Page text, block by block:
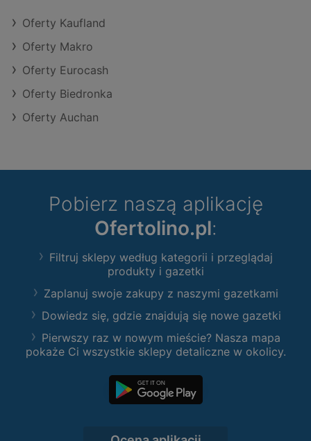
Oferty Kaufland
Oferty Makro
Oferty Eurocash
Oferty Biedronka
Oferty Auchan
Pobierz naszą aplikację
Ofertolino.pl:
Filtruj sklepy według kategorii i przeglądaj
produkty i gazetki
Zaplanuj swoje zakupy z naszymi gazetkami
Dowiedz się, gdzie znajdują się nowe gazetki
Pierwszy raz w nowym mieście? Nasza mapa
pokaże Ci wszystkie sklepy detaliczne w okolicy.